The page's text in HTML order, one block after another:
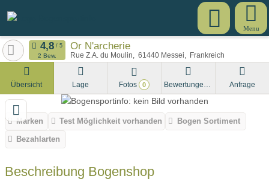
Menu
Or N'archerie
Rue Z.A. du Moulin 61440 Messei Frankreich
2 Bew.
Übersicht Lage Fotos 0 Bewertungen Anfrage
Marken Test Möglichkeit vorhanden
Bogen Sortiment
Bezahlarten
Beschreibung Bogenshop